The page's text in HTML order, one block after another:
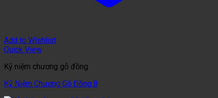
Add to Wishlist
Quick View
Kỷ niệm chương gỗ đồng
Kỷ Niệm Chương Gỗ Đồng 8